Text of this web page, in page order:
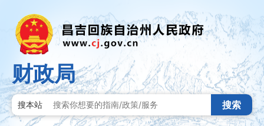
财政局
搜本站 搜索